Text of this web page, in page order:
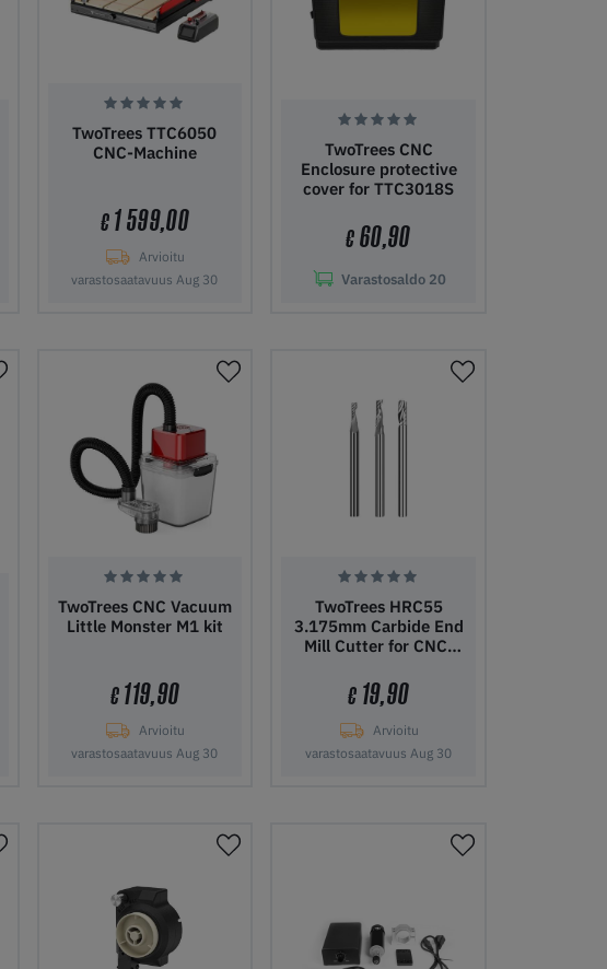
TwoTrees TTC6050
CNC-Machine
€1 599,00
Arvioitu
varastosaatavuus Aug 30
TwoTrees CNC
Enclosure protective
cover for TTC3018S
€60,90
Varastosaldo 20
TwoTrees CNC Vacuum
Little Monster M1 kit
€119,90
Arvioitu
varastosaatavuus Aug 30
TwoTrees HRC55
3.175mm Carbide End
Mill Cutter for CNC-
€ 19,90
Arvioitu
varastosaatavuus Aug 30